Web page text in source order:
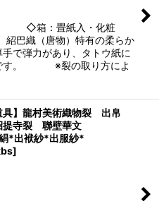
◇箱：畳紙入・化粧
織（唐物）特有の柔らか
で弾力があり、タトウ紙に
です。 ※裂の取り方によ
具】龍村美術織物裂 出帛
寺裂 聯壁華文
紗*出服紗*
]